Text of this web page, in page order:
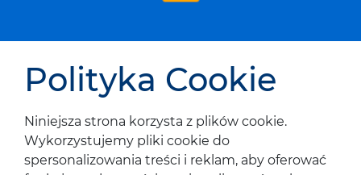
Polityka Cookie
Niniejsza strona korzysta z plików cookie.
Wykorzystujemy pliki cookie do
spersonalizowania treści i reklam, aby oferować